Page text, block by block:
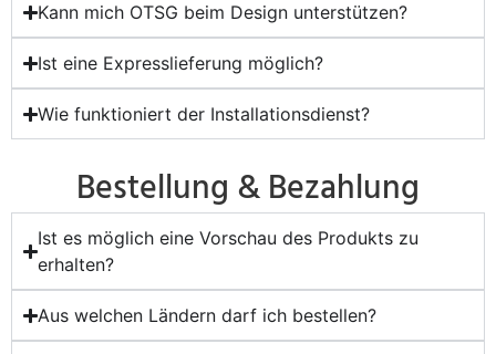
Kann mich OTSG beim Design unterstützen?
Ist eine Expresslieferung möglich?
Wie funktioniert der Installationsdienst?
Bestellung & Bezahlung
Ist es möglich eine Vorschau des Produkts zu
erhalten?
Aus welchen Ländern darf ich bestellen?